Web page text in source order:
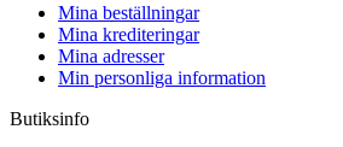
Mina beställningar
Mina krediteringar
Mina adresser
Min personliga information
Butiksinfo